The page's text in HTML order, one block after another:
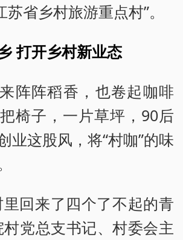
苏省乡村旅游重点村”。
打开乡村新业态
阵阵稻香，也卷起咖啡
椅子，一片草坪，90后
业这股风，将“村咖”的味
里回来了四个了不起的青
村党总支书记、村委会主